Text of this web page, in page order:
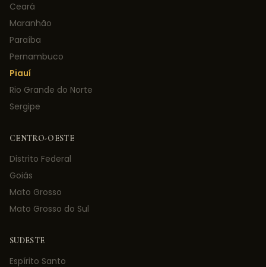
Ceará
Maranhão
Paraíba
Pernambuco
Piauí
Rio Grande do Norte
Sergipe
CENTRO-OESTE
Distrito Federal
Goiás
Mato Grosso
Mato Grosso do Sul
SUDESTE
Espírito Santo